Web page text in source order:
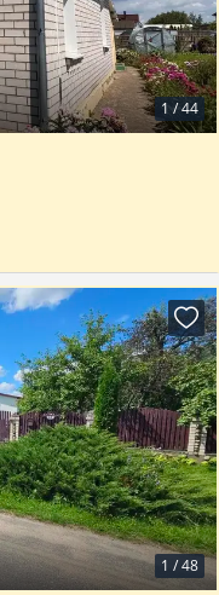
1 /44
1 /48